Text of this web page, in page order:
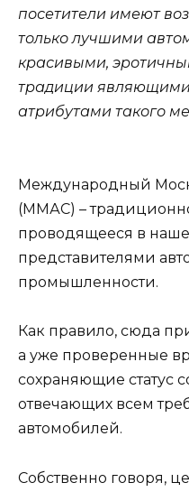
посетители имеют
только лучшими
красивыми,
традиции
атрибутами такого
Международный
(ММАС) –
проводящееся в
представителями
промышленности.
Как правило, сюда
а уже проверенные
сохраняющие статус
отвечающих всем
автомобилей.
Собственно говоря,